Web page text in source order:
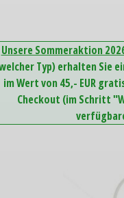
Unsere Sommeraktion
Typ) erhalten Sie
im Wert von 45,- EUR
Checkout (im Schritt